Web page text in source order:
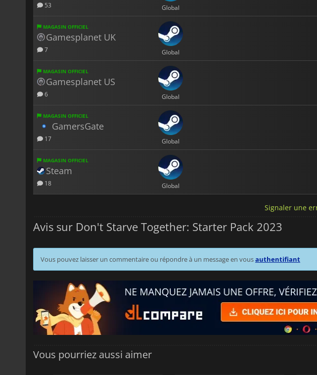
53 Global
MAGASIN OFFICIEL
Gamesplanet UK
7 Global
MAGASIN OFFICIEL
Gamesplanet US
6 Global
MAGASIN OFFICIEL
GamersGate
17 Global
MAGASIN OFFICIEL
Steam
18 Global
Signaler une
Avis sur Don't Starve Together: Starter Pack 2023
Vous pouvez laisser un commentaire ou répondre à un message en vousauthentifiant
Vous pourriez aussi aimer